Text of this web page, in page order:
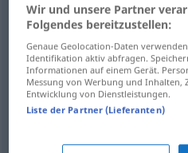
in denSchlaf wiegenKind
einlullen uyutmak FIG
betäuben, anästhesieren
Schmerz uyutmak
Wir und unsere Partner
Folgendes bereitzustellen:
Genaue Geolocation-Daten
Identifikation aktiv abfragen.
Informationen auf einem Gerät.
Messung von Werbung und Inhalten,
Entwicklung von Dienstleistungen.
Liste der Partner (Lieferanten)